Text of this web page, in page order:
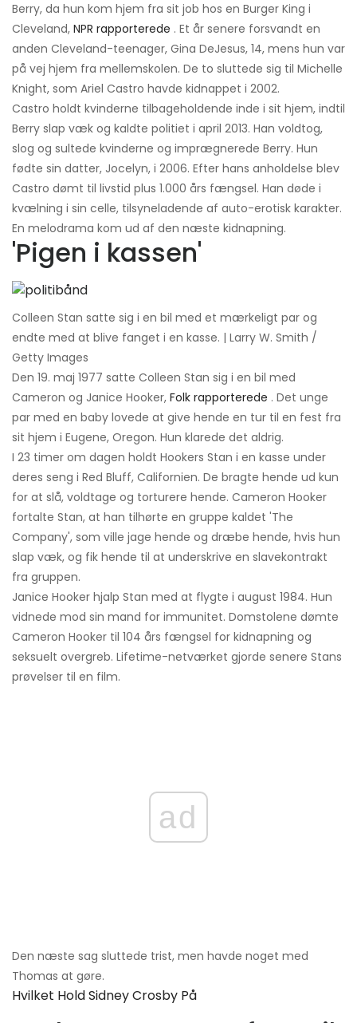
Berry, da hun kom hjem fra sit job hos en Burger King i
Cleveland, NPR rapporterede . Et år senere forsvandt en
anden Cleveland-teenager, Gina DeJesus, 14, mens hun var
på vej hjem fra mellemskolen. De to sluttede sig til Michelle
Knight, som Ariel Castro havde kidnappet i 2002.
Castro holdt kvinderne tilbageholdende inde i sit hjem, indtil
Berry slap væk og kaldte politiet i april 2013. Han voldtog,
slog og sultede kvinderne og imprægnerede Berry. Hun
fødte sin datter, Jocelyn, i 2006. Efter hans anholdelse blev
Castro dømt til livstid plus 1.000 års fængsel. Han døde i
kvælning i sin celle, tilsyneladende af auto-erotisk karakter.
En melodrama kom ud af den næste kidnapning.
'Pigen i kassen'
Colleen Stan satte sig i en bil med et mærkeligt par og
endte med at blive fanget i en kasse. | Larry W. Smith /
Getty Images
Den 19. maj 1977 satte Colleen Stan sig i en bil med
Cameron og Janice Hooker, Folk rapporterede . Det unge
par med en baby lovede at give hende en tur til en fest fra
sit hjem i Eugene, Oregon. Hun klarede det aldrig.
I 23 timer om dagen holdt Hookers Stan i en kasse under
deres seng i Red Bluff, Californien. De bragte hende ud kun
for at slå, voldtage og torturere hende. Cameron Hooker
fortalte Stan, at han tilhørte en gruppe kaldet 'The
Company', som ville jage hende og dræbe hende, hvis hun
slap væk, og fik hende til at underskrive en slavekontrakt
fra gruppen.
Janice Hooker hjalp Stan med at flygte i august 1984. Hun
vidnede mod sin mand for immunitet. Domstolene dømte
Cameron Hooker til 104 års fængsel for kidnapning og
seksuelt overgreb. Lifetime-netværket gjorde senere Stans
prøvelser til en film.
ad
Den næste sag sluttede trist, men havde noget med
Thomas at gøre.
Hvilket Hold Sidney Crosby På